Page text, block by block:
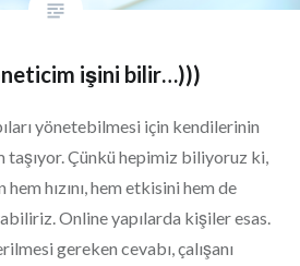
işini bilir…)))
yönetebilmesi için kendilerinin
taşıyor. Çünkü hepimiz biliyoruz ki,
hem hızını, hem etkisini hem de
Online yapılarda kişiler esas.
gereken cevabı, çalışanı